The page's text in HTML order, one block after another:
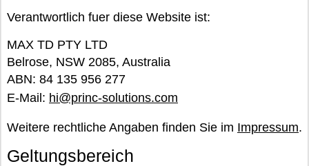
Verantwortlich fuer diese Website ist:
MAX TD PTY LTD
Belrose, NSW 2085, Australia
ABN: 84 135 956 277
E-Mail: hi@princ-solutions.com
Weitere rechtliche Angaben finden Sie im Impressum.
Geltungsbereich